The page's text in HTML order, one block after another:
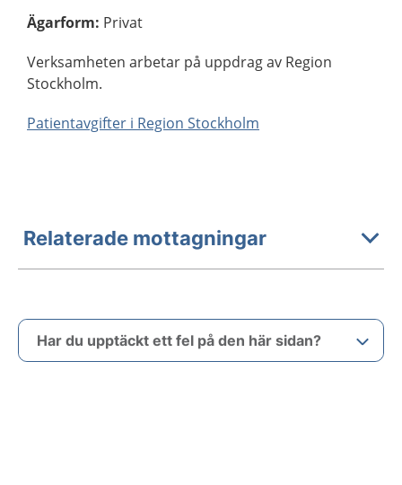
Ägarform: Privat
Verksamheten arbetar på uppdrag av Region
Stockholm.
Patientavgifter i Region Stockholm
Relaterade mottagningar
Har du upptäckt ett fel på den här sidan?